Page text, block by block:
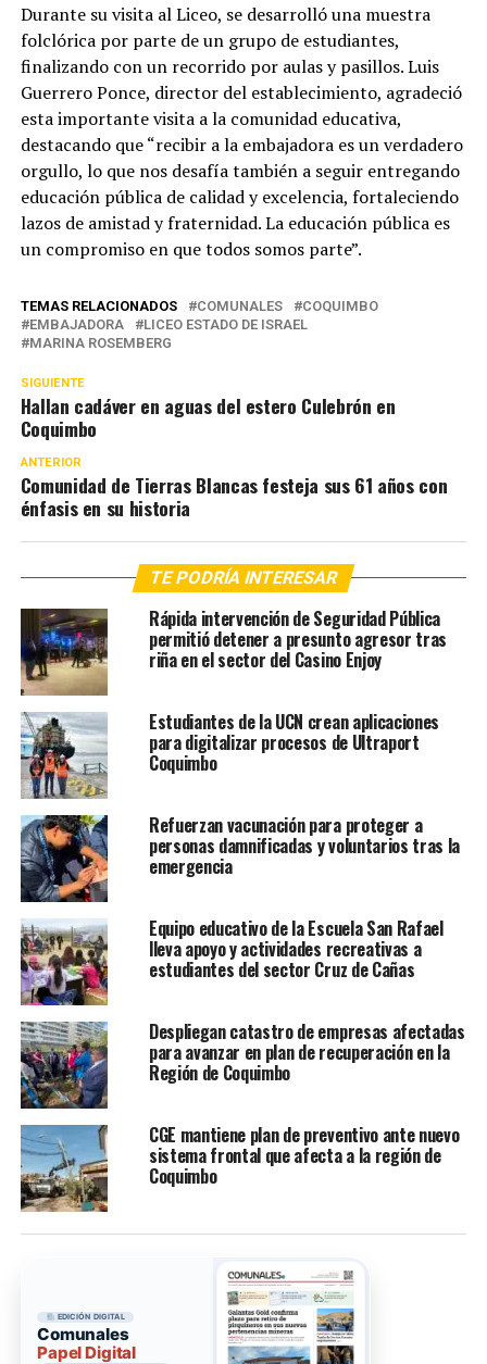
Durante su visita al Liceo, se desarrolló una muestra
folclórica por parte de un grupo de estudiantes,
finalizando con un recorrido por aulas y pasillos. Luis
Guerrero Ponce, director del establecimiento, agradeció
esta importante visita a la comunidad educativa,
destacando que “recibir a la embajadora es un verdadero
orgullo, lo que nos desafía también a seguir entregando
educación pública de calidad y excelencia, fortaleciendo
lazos de amistad y fraternidad. La educación pública es
un compromiso en que todos somos parte”.
TEMAS RELACIONADOS COMUNALES
COQUIMBO
EMBAJADORA
LICEO ESTADO DE ISRAEL
MARINA ROSEMBERG
SIGUIENTE
Hallan cadáver en aguas del estero Culebrón en
Coquimbo
ANTERIOR
Comunidad de Tierras Blancas festeja sus 61 años con
énfasis en su historia
TE PODRÍA INTERESAR
Rápida intervención de Seguridad Pública
permitió detener a presunto agresor tras
riña en el sector del Casino Enjoy
Estudiantes de la UCN crean aplicaciones
para digitalizar procesos de Ultraport
Coquimbo
Refuerzan vacunación para proteger a
personas damnificadas y voluntarios tras la
emergencia
Equipo educativo de la Escuela San Rafael
lleva apoyo y actividades recreativas a
estudiantes del sector Cruz de Cañas
Despliegan catastro de empresas afectadas
para avanzar en plan de recuperación en la
Región de Coquimbo
CGE mantiene plan de preventivo ante nuevo
sistema frontal que afecta a la región de
Coquimbo
EDICIÓN DIGITAL
Comunales
Papel Digital